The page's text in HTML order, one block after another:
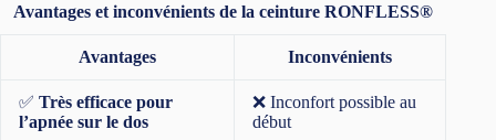
Avantages et inconvénients de la ceinture RONFLESS®
Avantages Inconvénients
✅ Très efficace pour
l’apnée sur le dos
❌ Inconfort possible au
début